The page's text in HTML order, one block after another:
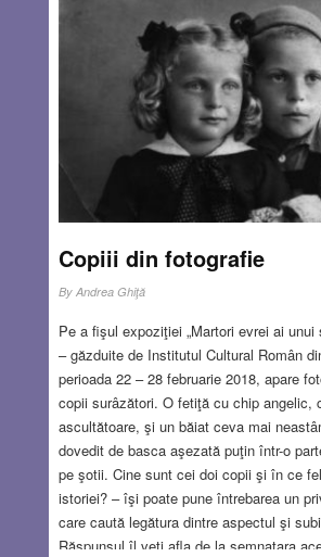
la ONU, pe de-altă parte, prin protestele
Lucrurile s-au mai liniștit după aceea,
perspectiva era pe termen lung. Am
deoarece și Donald Trump…a revenit,
iminentă (în luna mai) a ambasadei…
MAR 1, 2018
Copiii din fotografie
By Andrea Ghiţă
Pe a fişul expoziţiei „Martori evrei ai unui
– găzduite de Institutul Cultural Român
perioada 22 – 28 februarie 2018, apare
copii surâzători. O fetiţă cu chip angelic,
ascultătoare, şi un băiat ceva mai
dovedit de basca aşezată puţin într-o
pe şotii. Cine sunt cei doi copii şi în ce
istoriei? – îşi poate pune întrebarea un
care caută legătura dintre aspectul şi
Răspunsul îl veţi afla de la semnatara